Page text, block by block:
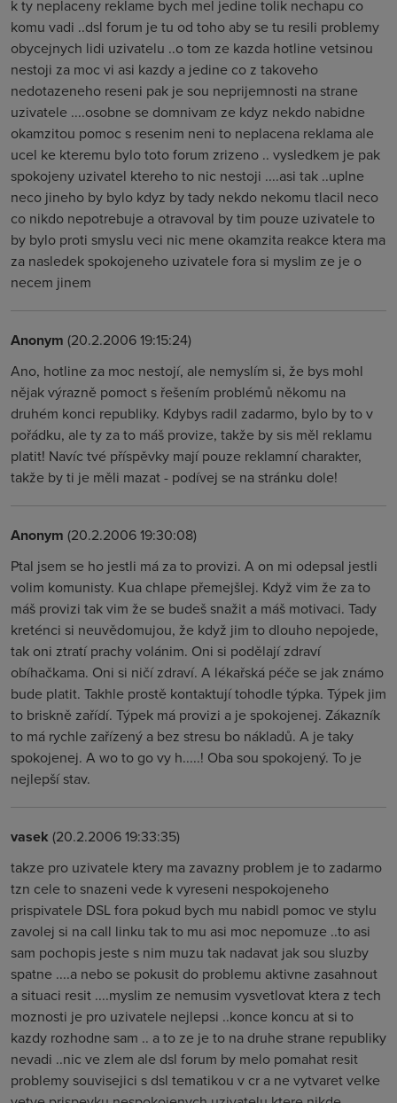
k ty neplaceny reklame bych mel jedine tolik nechapu co
komu vadi ..dsl forum je tu od toho aby se tu resili problemy
obycejnych lidi uzivatelu ..o tom ze kazda hotline vetsinou
nestoji za moc vi asi kazdy a jedine co z takoveho
nedotazeneho reseni pak je sou neprijemnosti na strane
uzivatele ....osobne se domnivam ze kdyz nekdo nabidne
okamzitou pomoc s resenim neni to neplacena reklama ale
ucel ke kteremu bylo toto forum zrizeno .. vysledkem je pak
spokojeny uzivatel ktereho to nic nestoji ....asi tak ..uplne
neco jineho by bylo kdyz by tady nekdo nekomu tlacil neco
co nikdo nepotrebuje a otravoval by tim pouze uzivatele to
by bylo proti smyslu veci nic mene okamzita reakce ktera ma
za nasledek spokojeneho uzivatele fora si myslim ze je o
necem jinem
Anonym (20.2.2006 19:15:24)
Ano, hotline za moc nestojí, ale nemyslím si, že bys mohl
nějak výrazně pomoct s řešením problémů někomu na
druhém konci republiky. Kdybys radil zadarmo, bylo by to v
pořádku, ale ty za to máš provize, takže by sis měl reklamu
platit! Navíc tvé příspěvky mají pouze reklamní charakter,
takže by ti je měli mazat - podívej se na stránku dole!
Anonym (20.2.2006 19:30:08)
Ptal jsem se ho jestli má za to provizi. A on mi odepsal jestli
volim komunisty. Kua chlape přemejšlej. Když vim že za to
máš provizi tak vim že se budeš snažit a máš motivaci. Tady
kreténci si neuvědomujou, že když jim to dlouho nepojede,
tak oni ztratí prachy volánim. Oni si podělají zdraví
obíhačkama. Oni si ničí zdraví. A lékařská péče se jak známo
bude platit. Takhle prostě kontaktují tohodle týpka. Týpek jim
to briskně zařídí. Týpek má provizi a je spokojenej. Zákazník
to má rychle zařízený a bez stresu bo nákladů. A je taky
spokojenej. A wo to go vy h.....! Oba sou spokojený. To je
nejlepší stav.
vasek (20.2.2006 19:33:35)
takze pro uzivatele ktery ma zavazny problem je to zadarmo
tzn cele to snazeni vede k vyreseni nespokojeneho
prispivatele DSL fora pokud bych mu nabidl pomoc ve stylu
zavolej si na call linku tak to mu asi moc nepomuze ..to asi
sam pochopis jeste s nim muzu tak nadavat jak sou sluzby
spatne ....a nebo se pokusit do problemu aktivne zasahnout
a situaci resit ....myslim ze nemusim vysvetlovat ktera z tech
moznosti je pro uzivatele nejlepsi ..konce koncu at si to
kazdy rozhodne sam .. a to ze je to na druhe strane republiky
nevadi ..nic ve zlem ale dsl forum by melo pomahat resit
problemy souvisejici s dsl tematikou v cr a ne vytvaret velke